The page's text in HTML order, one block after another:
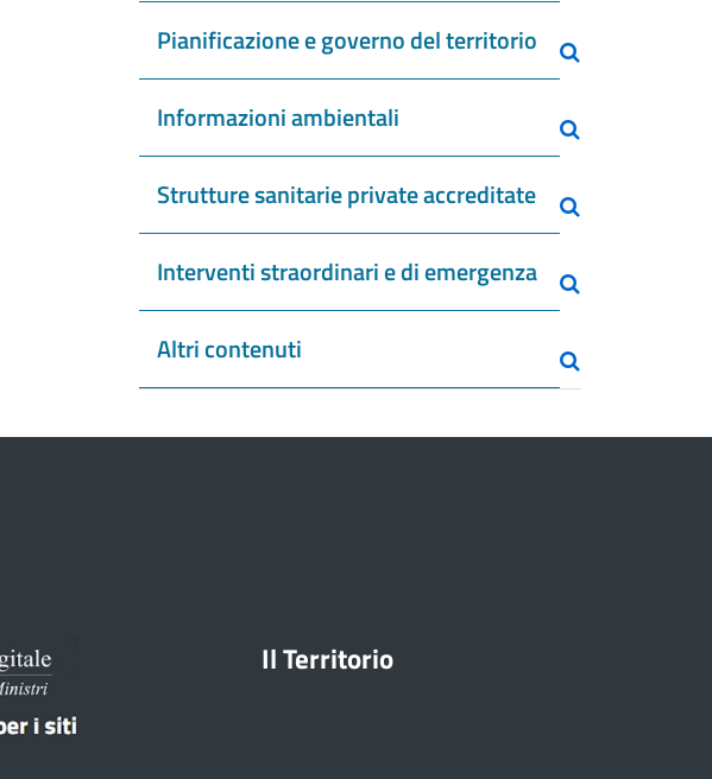
Pianificazione e governo del territorio
Informazioni ambientali
Strutture sanitarie private accreditate
Interventi straordinari e di emergenza
Altri contenuti
Il Territorio